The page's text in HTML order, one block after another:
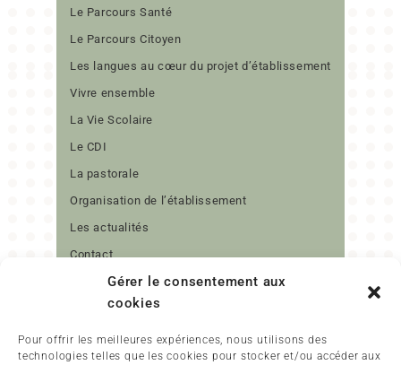
Gérer le consentement aux
cookies
Pour offrir les meilleures expériences, nous utilisons des
technologies telles que les cookies pour stocker et/ou accéder aux
Le Parcours Santé
Le Parcours Citoyen
Les langues au cœur du projet d’établissement
Vivre ensemble
La Vie Scolaire
Le CDI
La pastorale
Organisation de l’établissement
Les actualités
Contact